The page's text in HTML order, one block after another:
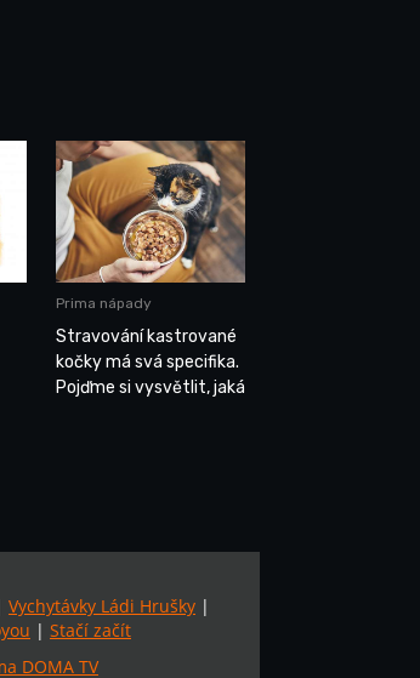
Prima nápady
Stravování kastrované
kočky má svá specifika.
Pojďme si vysvětlit, jaká
Vychytávky Ládi Hrušky |
| Stačí začít
DOMA TV